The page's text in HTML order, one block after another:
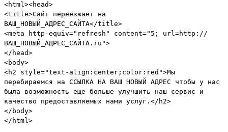
<html><head>
<title>Сайт переезжает на
ВАШ_НОВЫЙ_АДРЕС_САЙТА</title>
<meta http-equiv="refresh" content="5; url=http://
ВАШ_НОВЫЙ_АДРЕС_САЙТА.ru">
</head>
<body>
<h2 style="text-align:center;color:red">Мы
перебираемся на ССЫЛКА НА ВАШ НОВЫЙ АДРЕС чтобы у нас
была возможность еще больше улучшить наш сервис и
качество предоставляемых нами услуг.</h2>
</body>
</html>